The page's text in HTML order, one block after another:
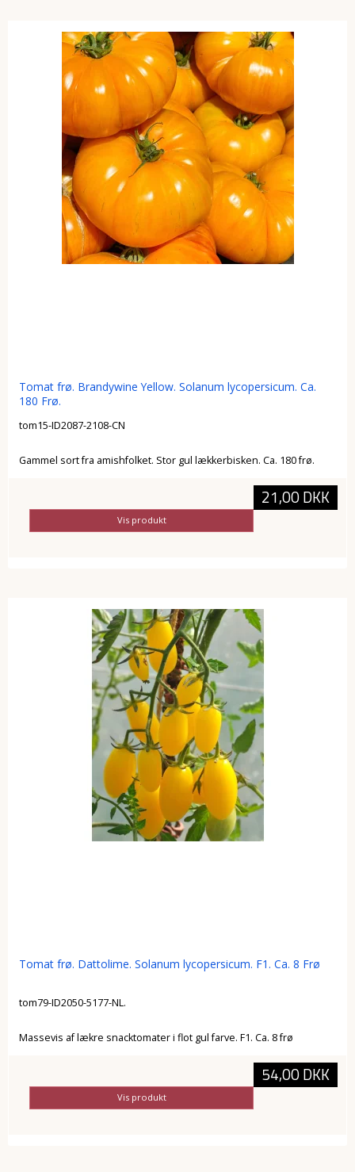
Tomat frø. Brandywine Yellow. Solanum lycopersicum. Ca.
180 Frø.
tom15-ID2087-2108-CN
Gammel sort fra amishfolket. Stor gul lækkerbisken. Ca. 180 frø.
21,00 DKK
Vis produkt
Tomat frø. Dattolime. Solanum lycopersicum. F1. Ca. 8 Frø
tom79-ID2050-5177-NL.
Massevis af lækre snacktomater i flot gul farve. F1. Ca. 8 frø
54,00 DKK
Vis produkt